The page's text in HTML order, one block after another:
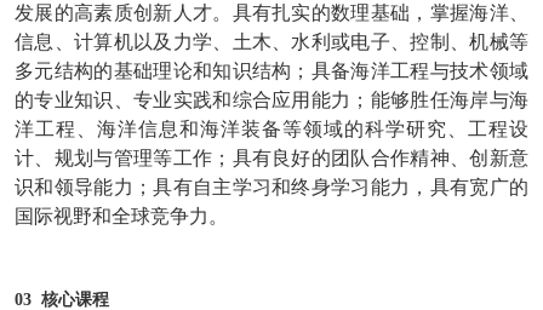
发展的高素质创新人才。具有扎实的数理基础，掌握海洋、
信息、计算机以及力学、土木、水利或电子、控制、机械等
多元结构的基础理论和知识结构；具备海洋工程与技术领域
的专业知识、专业实践和综合应用能力；能够胜任海岸与海
洋工程、海洋信息和海洋装备等领域的科学研究、工程设
计、规划与管理等工作；具有良好的团队合作精神、创新意
识和领导能力；具有自主学习和终身学习能力，具有宽广的
国际视野和全球竞争力。
03 核心课程